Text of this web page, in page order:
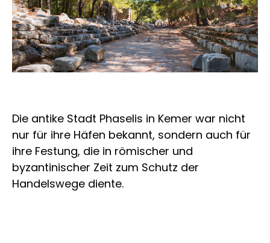
Die antike Stadt Phaselis in Kemer war nicht
nur für ihre Häfen bekannt, sondern auch für
ihre Festung, die in römischer und
byzantinischer Zeit zum Schutz der
Handelswege diente.